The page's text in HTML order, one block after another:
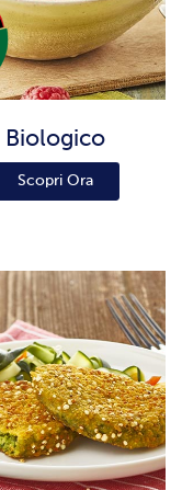
Biologico
Scopri Ora